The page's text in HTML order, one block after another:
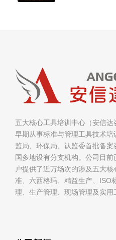
五大核心工具培训中心（安信
早期从事标准与管理工具技术
监局、环保局、认监委首批备
国多地设有分支机构。公司目
户提供了近万场次的涉及五大
准、六西格玛、精益生产、ISO
理、生产管理、现场管理及实用